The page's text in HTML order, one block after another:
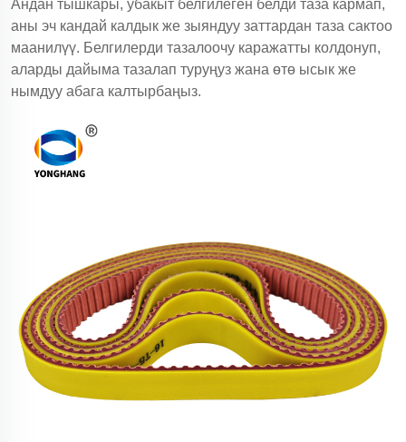
Андан тышкары, убакыт белгилеген белди таза кармап,
аны эч кандай калдык же зыяндуу заттардан таза сактоо
маанилүү. Белгилерди тазалоочу каражатты колдонуп,
аларды дайыма тазалап туруңуз жана өтө ысык же
нымдуу абага калтырбаңыз.